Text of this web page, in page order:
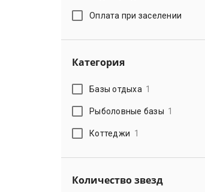
Оплата при заселении
Категория
Базы отдыха 1
Рыболовные базы 1
Коттеджи 1
Количество звезд